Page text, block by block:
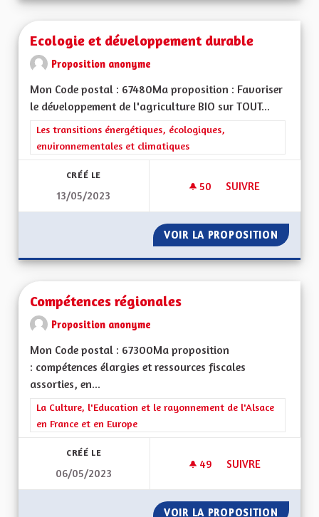
Ecologie et développement durable
Proposition anonyme
Mon Code postal : 67480Ma proposition : Favoriser
le développement de l'agriculture BIO sur TOUT...
Filtrer les résultats de la catégorie : Les transitions
Les transitions énergétiques, écologiques,
environnementales et climatiques
CRÉÉ LE
13/05/2023
50 50 ABONNÉS
SUIVRE
VOIR LA PROPOSITION
Compétences régionales
Proposition anonyme
Mon Code postal : 67300Ma proposition
: compétences élargies et ressources fiscales
assorties, en...
Filtrer les résultats de la catégorie : La Culture, l'Education et
La Culture, l'Education et le rayonnement de l'Alsace
en France et en Europe
CRÉÉ LE
06/05/2023
49 49 ABONNÉS
SUIVRE
VOIR LA PROPOSITION